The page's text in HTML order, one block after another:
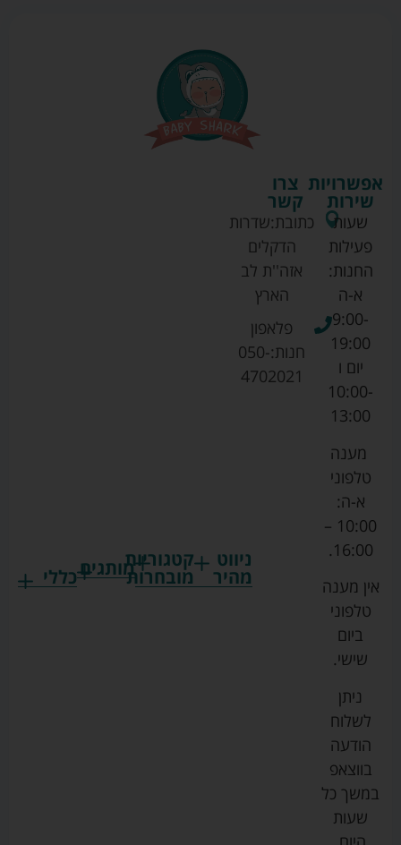
ניווט
מהיר
קטגוריות
מובחרותמותגים
גרקו
כללי
צרו
קשר
כתובת:שדרות
הדקלים
אזה''ת לב
הארץ
פלאפון
חנות:050-
4702021
אפשרויות
שירות
שעות
פעילות
החנות:
א-ה
9:00-
19:00
יום ו
10:00-
13:00
מענה
טלפוני
א-ה:
10:00 –
16:00.
אין מענה
טלפוני
ביום
שישי.
ניתן
לשלוח
הודעה
בווצאפ
במשך כל
שעות